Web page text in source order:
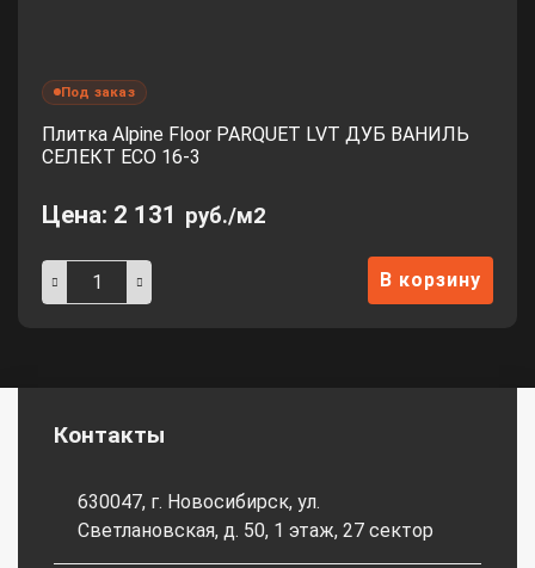
Под заказ
Плитка Alpine Floor PARQUET LVT ДУБ ВАНИЛЬ
СЕЛЕКТ ЕСО 16-3
Цена: 2 131 руб./м2
В корзину
Контакты
630047, г. Новосибирск, ул.
Светлановская, д. 50, 1 этаж, 27 сектор